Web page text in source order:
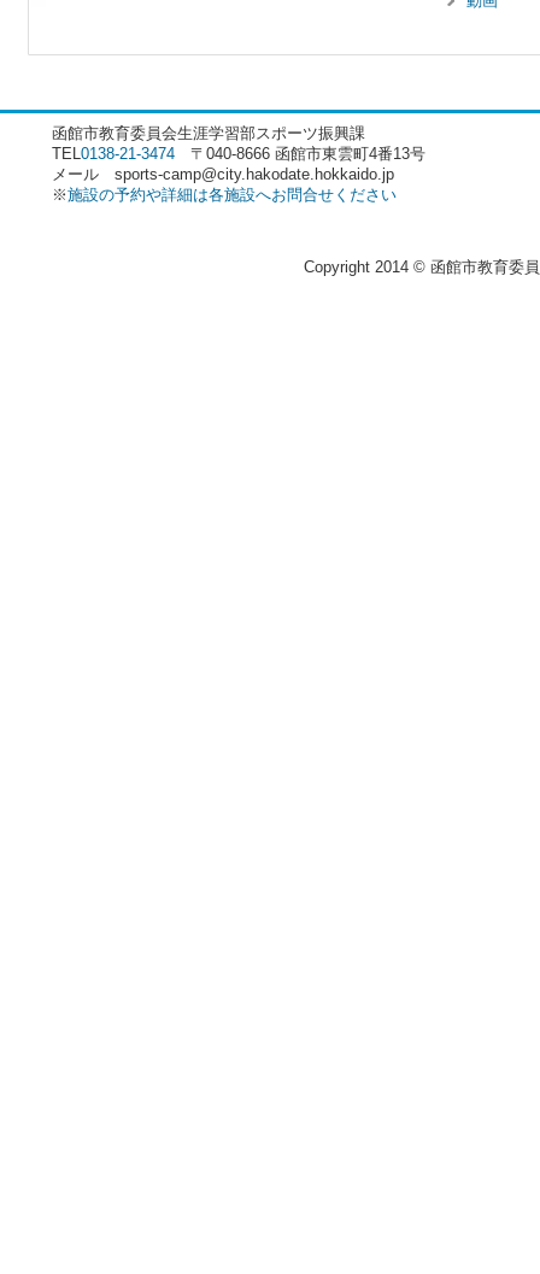
函館市教育委員会生涯学習部スポーツ振興課
TEL 0138-21-3474〒040-8666 函館市東雲町4番13号
メール sports-camp@city.hakodate.hokkaido.jp
※施設の予約や詳細は各施設へお問合せください
Copyright 2014 © 函館市教育委